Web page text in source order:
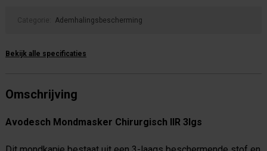
Categorie: Ademhalingsbescherming
Bekijk alle specificaties
Omschrijving
Avodesch Mondmasker Chirurgisch IIR 3lgs